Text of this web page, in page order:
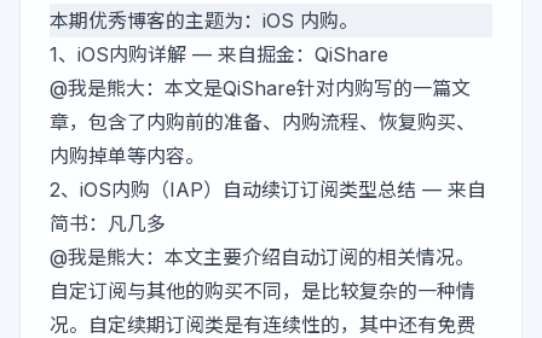
本期优秀博客的主题为：iOS 内购。
1、 iOS内购详解 — 来自掘金：QiShare
@我是熊大：本文是QiShare针对内购写的一篇文
章，包含了内购前的准备、内购流程、恢复购买、
内购掉单等内容。
2、 iOS内购（IAP）自动续订订阅类型总结 — 来自
简书：凡几多
@我是熊大：本文主要介绍自动订阅的相关情况。
自定订阅与其他的购买不同，是比较复杂的一种情
况。自定续期订阅类是有连续性的，其中还有免费